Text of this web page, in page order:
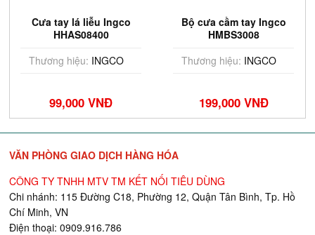
Cưa tay lá liễu Ingco
HHAS08400
Thương hiệu: INGCO
99,000 VNĐ
Bộ cưa cầm tay Ingco
HMBS3008
Thương hiệu: INGCO
199,000 VNĐ
VĂN PHÒNG GIAO DỊCH HÀNG HÓA
CÔNG TY TNHH MTV TM KẾT NỐI TIÊU DÙNG
Chi nhánh: 115 Đường C18, Phường 12, Quận Tân Bình, Tp. Hồ
Chí Minh, VN
Điện thoại: 0909.916.786